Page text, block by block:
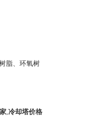
脂、环氧树
,冷却塔价格